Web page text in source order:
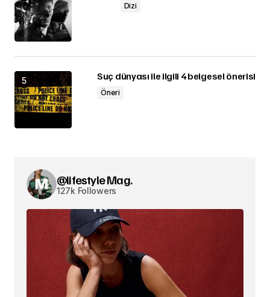
Dizi
Suç dünyası ile ilgili 4 belgesel önerisi
Öneri
@lifestyle Mag.
127k Followers